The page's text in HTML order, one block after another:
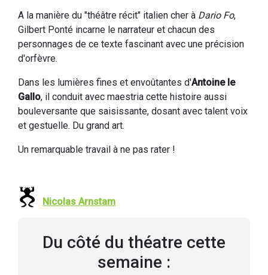
A la manière du "théâtre récit" italien cher à Dario Fo,
Gilbert Ponté incarne le narrateur et chacun des
personnages de ce texte fascinant avec une précision
d'orfèvre.
Dans les lumières fines et envoûtantes d'Antoine le
Gallo, il conduit avec maestria cette histoire aussi
bouleversante que saisissante, dosant avec talent voix
et gestuelle. Du grand art.
Un remarquable travail à ne pas rater !
Nicolas Arnstam
Du côté du théatre cette
semaine :